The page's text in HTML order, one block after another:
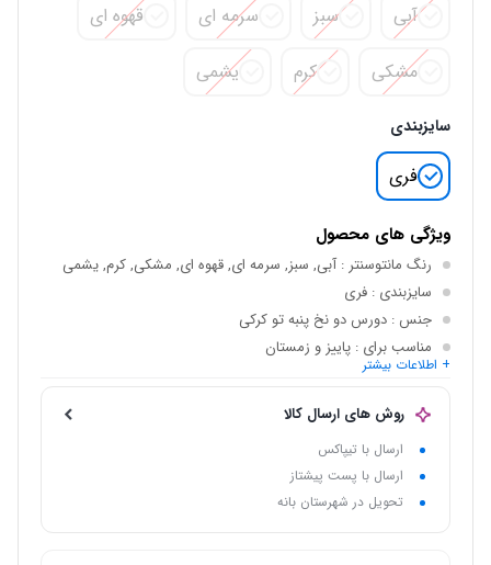
آبی سبز سرمه ای قهوه ای
مشکی کرم یشمی
سایزبندی
فری
ویژگی های محصول
رنگ مانتوسنتر : آبی, سبز, سرمه ای, قهوه ای, مشکی, کرم, یشمی
سایزبندی : فری
جنس : دورس دو نخ پنبه تو کرکی
مناسب برای : پاییز و زمستان
نام اختصاری
+ اطلاعات بیشتر
روش های ارسال کالا
ارسال با تیپاکس
ارسال با پست پیشتاز
تحویل در شهرستان بانه